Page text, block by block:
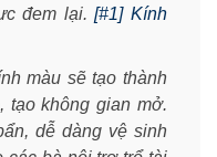
đem lại.[#1] Kính
màu sẽ tạo thành
tạo không gian mở.
dễ dàng vệ sinh